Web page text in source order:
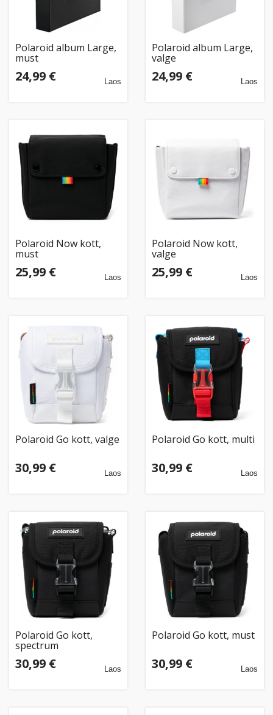
Polaroid album Large,
must
24,99 € Laos
Polaroid album Large,
valge
24,99 € Laos
Polaroid Now kott,
must
25,99 € Laos
Polaroid Now kott,
valge
25,99 € Laos
Polaroid Go kott, valge
30,99 € Laos
Polaroid Go kott, multi
30,99 € Laos
Polaroid Go kott,
spectrum
30,99 € Laos
Polaroid Go kott, must
30,99 € Laos